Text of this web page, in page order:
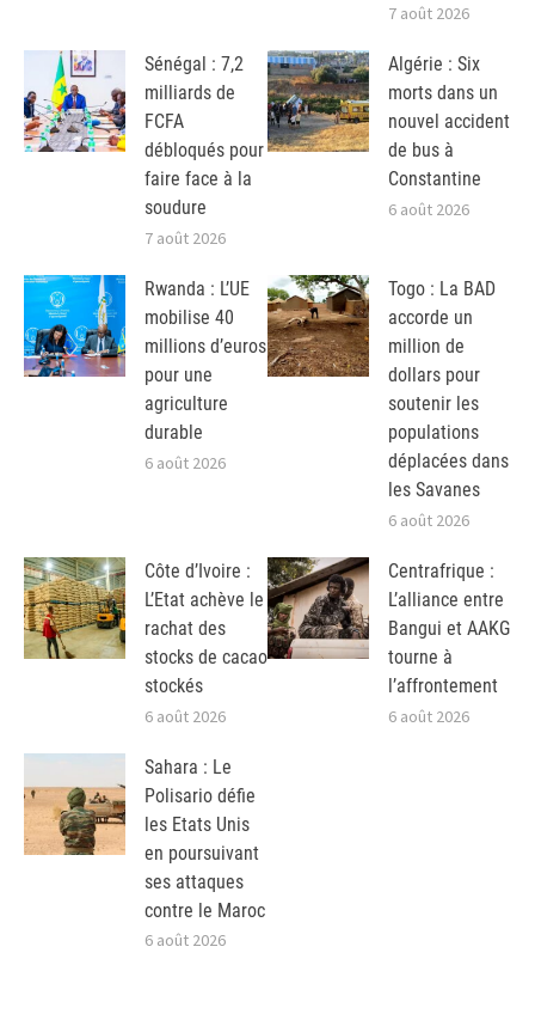
7 août 2026
Sénégal : 7,2
milliards de
FCFA
débloqués pour
faire face à la
soudure
7 août 2026
Algérie : Six
morts dans un
nouvel accident
de bus à
Constantine
6 août 2026
Rwanda : L’UE
mobilise 40
millions d’euros
pour une
agriculture
durable
6 août 2026
Togo : La BAD
accorde un
million de
dollars pour
soutenir les
populations
déplacées dans
les Savanes
6 août 2026
Côte d’Ivoire :
L’Etat achève le
rachat des
stocks de cacao
stockés
6 août 2026
Centrafrique :
L’alliance entre
Bangui et AAKG
tourne à
l’affrontement
6 août 2026
Sahara : Le
Polisario défie
les Etats Unis
en poursuivant
ses attaques
contre le Maroc
6 août 2026